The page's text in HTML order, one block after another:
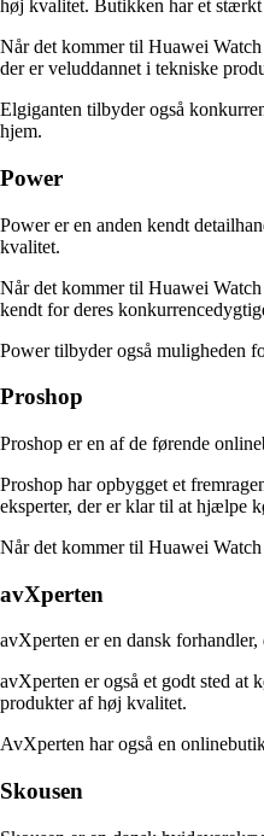
høj kvalitet. Butikken har et
Når det kommer til Huawei
der er veluddannet i tekniske
Elgiganten tilbyder også
hjem.
Power
Power er en anden kendt
kvalitet.
Når det kommer til Huawei
kendt for deres
Power tilbyder også muligheden
Proshop
Proshop er en af de førende
Proshop har opbygget et
eksperter, der er klar til at hjælpe
Når det kommer til Huawei
avXperten
avXperten er en dansk
avXperten er også et godt sted at
produkter af høj kvalitet.
AvXperten har også en
Skousen